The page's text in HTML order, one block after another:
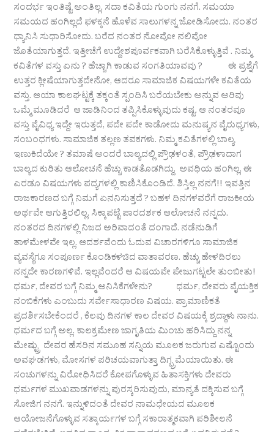
ಸಂದರ್ಭ ಇಂತಿಷ್ಟೆ ಅಂತಿಲ್ಲ. ಸದಾ ಕವಿತೆಯ ಗುಂಗು ನನಗೆ. ಸಮಯಾ
ಸಮಯದ ಹಂಗಿಲ್ಲದೆ ಫಳಕ್ಕನೆ ಹೊಳೆವ ಸಾಲುಗಳನ್ನ ಜೋಡಿಸೋದು. ನಂತರ
ಧ್ಯಾನಿಸಿ ಸುಧಾರಿಸೋದು. ಬರೆದ ನಂತರ ನೋವೋ ನಲಿವೋ
ಜೊತೆಯಾಗುತ್ತದೆ. ಇತ್ತೀಚೆಗೆ ಉದ್ದೇಶಪೂರ್ವಕವಾಗಿ ಬರೆಸಿಕೊಳ್ಳುತ್ತಿವೆ . ನಿಮ್ಮ
ಕವಿತೆಗಳ ವಸ್ತು ಏನು ? ಹೆಚ್ಚಾಗಿ ಕಾಡುವ ಸಂಗತಿಯಾವವು ? ಈ ಪ್ರಶ್ನೆಗೆ
ಉತ್ತರ ಕ್ಲೀಷೆಯಾಗುತ್ತದೇನೋ, ಆದರೂ ಸಾಮಾಜಿಕ ವಿಷಯಗಳೇ ಕವಿತೆಯ
ವಸ್ತು. ಆಯಾ ಕಾಲಘಟ್ಟಕ್ಕೆ ತಕ್ಕಂತೆ ಸ್ಪಂದಿಸಿ ಬರೆಯಬೇಕು ಅನ್ನುವ ಅರಿವು
ಒಮ್ಮೆ ಮೂಡಿದರೆ ಆ ಜಾಡಿನಿಂದ ತಪ್ಪಿಸಿಕೊಳ್ಳುವುದು ಕಷ್ಟ. ಆ ನಂತರವೂ
ವಸ್ತು ವೈವಿಧ್ಯ ಇದ್ದೇ ಇರುತ್ತದೆ, ಪದೇ ಪದೇ ಕಾಡೋದು ಮನುಷ್ಯನ ವೈರುಧ್ಯಗಳು,
ಸಂಬಂಧಗಳು. ಸಾಮಾಜಿಕ ತಲ್ಲಣ ತವಕಗಳು. ನಿಮ್ಮ ಕವಿತೆಗಳಲ್ಲಿ ಬಾಲ್ಯ
ಇಣುಕಿದೆಯೇ ? ತಮಾಷೆ ಅಂದರೆ ಬಾಲ್ಯದಲ್ಲಿ ಪ್ರೌಢಳಂತೆ, ಪ್ರೌಢಳಾದಾಗ
ಬಾಲ್ಯದ ಕುರಿತು ಆಲೋಚನೆ ಹೆಚ್ಚು ಕಾಡತೊಡಗಿದ್ದು. ಅವಧಿಯ ಹಂಗಿಲ್ಲ, ಈ
ಎರಡೂ ವಿಷಯಗಳು ಪದ್ಯಗಳಲ್ಲಿ ಕಾಣಿಸಿಕೊಂಡಿದೆ. ಶಿಸ್ತಿಲ್ಲ ನನಗೆ!! ಇವತ್ತಿನ
ರಾಜಕಾರಣದ ಬಗ್ಗೆ ನಿಮಗೆ ಏನನಿಸುತ್ತದೆ ? ಬಹಳ ದಿನಗಳವರೆಗೆ ರಾಜಕೀಯ
ಅರ್ಥವೇ ಆಗುತ್ತಿರಲಿಲ್ಲ. ಸಿಕ್ಕಾಪಟ್ಟೆ ಪಾರದರ್ಶಕ ಆಲೋಚನೆ ನನ್ನದು.
ನಂತರದ ದಿನಗಳಲ್ಲಿ ನಿಜದ ಅರಿವಾದಂತೆ ದಂಗಾದೆ. ನಡೆನುಡಿಗೆ
ತಾಳಮೇಳವೇ ಇಲ್ಲ. ಆದರ್ಶವೆಂದು ಓದುವ ವಿಚಾರಗಳಿಗೂ ಸಾಮಾಜಿಕ
ವ್ಯವಸ್ಥೆಗೂ ಸಂಪೂರ್ಣ ಕೊಂಡಿಕಳಚಿದ ವಾತಾವರಣ. ಹೆಚ್ಚು ಹೇಳದಿರಲು
ನನ್ನದೇ ಕಾರಣಗಳಿವೆ. ಇಲ್ಲವೆಂದರೆ ಆ ವಿಷಯವೇ ಪೇಜುಗಟ್ಟಲೇ ತುಂಬೀತು!
ಧರ್ಮ, ದೇವರ ಬಗ್ಗೆ ನಿಮ್ಮ ಅನಿಸಿಕೆಗಳೇನು? ಧರ್ಮ, ದೇವರು ವೈಯಕ್ತಿಕ
ನಂಬಿಕೆಗಳು ಎಂಬುದು ಸರ್ವೇಸಾಧಾರಣ ವಿಷಯ. ಪ್ರಾಮಾಣಿಕತೆ
ಪ್ರದರ್ಶಿಸಬೇಕೆಂದರೆ , ಕೆಲವು ದಿನಗಳ ಕಾಲ ದೇವರ ವಿಷಯಕ್ಕೆ ಶ್ರದ್ಧಾಳು ನಾನು.
ಧರ್ಮದ ಬಗ್ಗೆ ಅಲ್ಲ. ಕಾಲಕ್ರಮೇಣ ಜಾಗೃತಿಯ ಮಿಂಚು ಹರಿಸಿದ್ದು ನನ್ನ
ಮೇಷ್ಟ್ರು ದೇವರ ಹೆಸರಿನ ಸಮೂಹ ಸನ್ನಿಯ ಮೂಲಕ ಜರುಗುವ ಎಷ್ಟೊಂದು
ಅವಘಡಗಳು, ಮೋಸಗಳ ಪರಿಚಯವಾಗುತ್ತಾ ದಿಗ್ಭ್ರಮೆಯಾಯಿತು. ಈ
ಸಂಚುಗಳನ್ನು ವಿರೋಧಿಸಿದರೆ ಕೋಪಗೊಳ್ಳುವ ಹಿತಾಸಕ್ತಿಗಳು ದೇವರು
ಧರ್ಮಗಳ ಮುಖವಾಡಗಳನ್ನು ಪುರಸ್ಕರಿಸುವುದು, ಮಾನ್ಯತೆ ದಕ್ಕಿಸುವ ಬಗ್ಗೆ
ಸೋಜಿಗ ನನಗೆ. ಇನ್ನುಳಿದಂತೆ ದೇವರ ನಾಮಧೇಯದ ಮೂಲಕ
ಆಯೋಜನೆಗೊಳ್ಳುವ ಸತ್ಕಾರ್ಯಗಳ ಬಗ್ಗೆ ಸಕಾರಾತ್ಮಕವಾಗಿ ಪರಿಶೀಲನೆ